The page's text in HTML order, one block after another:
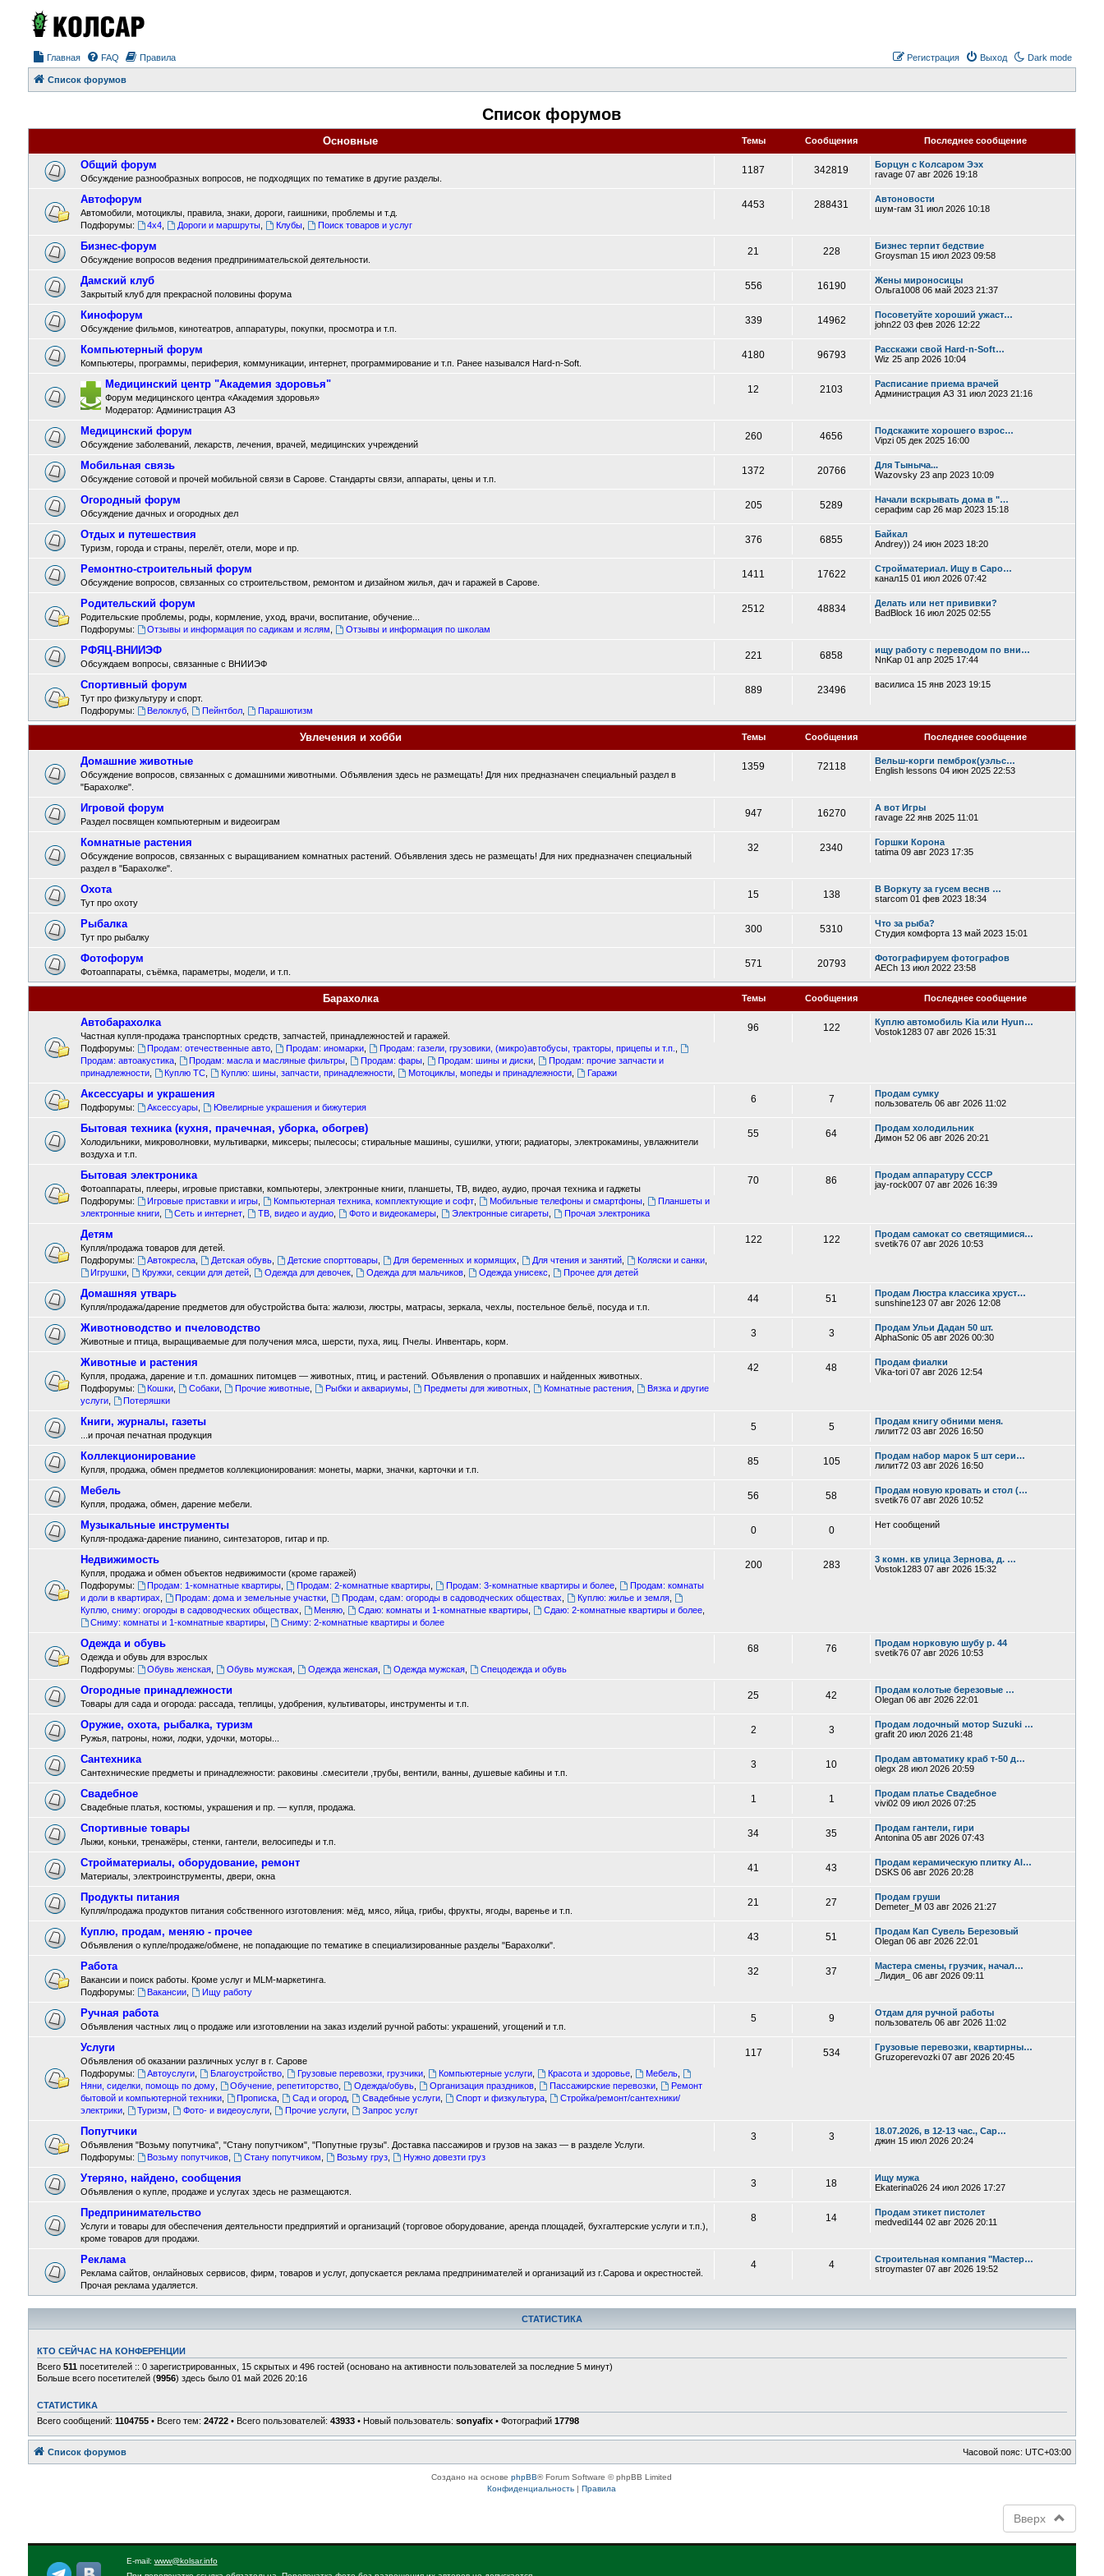
Главная Dark mode
FAQ Правила Выход
Регистрация
Список форумов
Список форумов
Основные Темы Сообщения Последнее сообщение
Общий форум
Обсуждение разнообразных вопросов, не подходящих по тематике в другие разделы.
1187 342819
Борцун с Колсаром Ээх
ravage 07 авг 2026 19:18
Автофорум
Автомобили, мотоциклы, правила, знаки, дороги, гаишники, проблемы и т.д.
Подфорумы:
4x4 Дороги и маршруты Клубы Поиск товаров и услуг
4453 288431
Автоновости
шум-гам 31 июл 2026 10:18
Бизнес-форум
Обсуждение вопросов ведения предпринимательской деятельности.
21 228
Бизнес терпит бедствие
Groysman 15 июл 2023 09:58
Дамский клуб
Закрытый клуб для прекрасной половины форума
556 16190
Жены мироносицы
Ольга1008 06 май 2023 21:37
Кинофорум
Обсуждение фильмов, кинотеатров, аппаратуры, покупки, просмотра и т.п.
339 14962
Посоветуйте хороший ужаст…
john22 03 фев 2026 12:22
Компьютерный форум
Компьютеры, программы, периферия, коммуникации, интернет, программирование и т.п. Ранее назывался Hard-n-Soft.
4180 96793
Расскажи свой Hard-n-Soft…
Wiz 25 апр 2026 10:04
Медицинский центр "Академия здоровья"
Форум медицинского центра «Академия здоровья»
Модератор: Администрация АЗ
12 2103
Расписание приема врачей
Администрация АЗ 31 июл 2023 21:16
Медицинский форум
Обсуждение заболеваний, лекарств, лечения, врачей, медицинских учреждений
260 4656
Подскажите хорошего взрос…
Vipzi 05 дек 2025 16:00
Мобильная связь
Обсуждение сотовой и прочей мобильной связи в Сарове. Стандарты связи, аппараты, цены и т.п.
1372 20766
Для Тыныча...
Wazovsky 23 апр 2023 10:09
Огородный форум
Обсуждение дачных и огородных дел
205 5289
Начали вскрывать дома в "…
серафим сар 26 мар 2023 15:18
Отдых и путешествия
Туризм, города и страны, перелёт, отели, море и пр.
376 6855
Байкал
Andrey)) 24 июн 2023 18:20
Ремонтно-строительный форум
Обсуждение вопросов, связанных со строительством, ремонтом и дизайном жилья, дач и гаражей в Сарове.
1411 17622
Стройматериал. Ищу в Саро…
канал15 01 июл 2026 07:42
Родительский форум
Родительские проблемы, роды, кормление, уход, врачи, воспитание, обучение...
Подфорумы:
Отзывы и информация по садикам и яслям Отзывы и информация по школам
2512 48834
Делать или нет прививки?
BadBlock 16 июл 2025 02:55
РФЯЦ-ВНИИЭФ
Обсуждаем вопросы, связанные с ВНИИЭФ
221 6858
ищу работу с переводом по вни…
NnKap 01 апр 2025 17:44
Спортивный форум
Тут про физкультуру и спорт.
Подфорумы:
Велоклуб Пейнтбол Парашютизм
889 23496 василиса 15 янв 2023 19:15
Увлечения и хобби Темы Сообщения Последнее сообщение
Домашние животные
Обсуждение вопросов, связанных с домашними животными. Объявления здесь не размещать! Для них предназначен специальный раздел в
"Барахолке".
1359 72118
Вельш-корги пемброк(уэльс…
English lessons 04 июн 2025 22:53
Игровой форум
Раздел посвящен компьютерным и видеоиграм
947 16270
А вот Игры
ravage 22 янв 2025 11:01
Комнатные растения
Обсуждение вопросов, связанных с выращиванием комнатных растений. Объявления здесь не размещать! Для них предназначен специальный
раздел в "Барахолке".
32 2340
Горшки Корона
tatima 09 авг 2023 17:35
Охота
Тут про охоту
15 138
В Воркуту за гусем веснв …
starcom 01 фев 2023 18:34
Рыбалка
Тут про рыбалку
300 5310
Что за рыба?
Студия комфорта 13 май 2023 15:01
Фотофорум
Фотоаппараты, съёмка, параметры, модели, и т.п.
571 20793
Фотографируем фотографов
AECh 13 июл 2022 23:58
Барахолка Темы Сообщения Последнее сообщение
Автобарахолка
Частная купля-продажа транспортных средств, запчастей, принадлежностей и гаражей.
Подфорумы:
Продам: отечественные авто Продам: иномарки Продам: газели, грузовики, (микро)автобусы, тракторы, прицепы и т.п.
Продам: автоакустика, Продам: масла и масляные фильтры Продам: фары Продам: шины и диски
Продам: прочие запчасти и
принадлежности, Куплю ТС Куплю: шины, запчасти, принадлежности Мотоциклы, мопеды и принадлежности Гаражи
96 122
Куплю автомобиль Kia или Hyun…
Vostok1283 07 авг 2026 15:31
Аксессуары и украшения
Подфорумы: Аксессуары Ювелирные украшения и бижутерия
6 7
Продам сумку
пользователь 06 авг 2026 11:02
Бытовая техника (кухня, прачечная, уборка, обогрев)
Холодильники, микроволновки, мультиварки, миксеры; пылесосы; стиральные машины, сушилки, утюги; радиаторы, электрокамины, увлажнители
воздуха и т.п.
55 64
Продам холодильник
Димон 52 06 авг 2026 20:21
Бытовая электроника
Фотоаппараты, плееры, игровые приставки, компьютеры, электронные книги, планшеты, ТВ, видео, аудио, прочая техника и гаджеты
Подфорумы:
Игровые приставки и игры Компьютерная техника, комплектующие и софт Мобильные телефоны и смартфоны
Планшеты и
электронные книги, Сеть и интернет ТВ, видео и аудио Фото и видеокамеры Электронные сигареты, Прочая электроника
70 86
Продам аппаратуру СССР
jay-rock007 07 авг 2026 16:39
Детям
Купля/продажа товаров для детей.
Подфорумы:
Автокресла Детская обувь Детские спорттовары Для беременных и кормящих Для чтения и занятий, Коляски и санки,
Игрушки
Кружки, секции для детей Одежда для девочек Одежда для мальчиков, Одежда унисекс Прочее для детей
122 122
Продам самокат со светящимися…
svetik76 07 авг 2026 10:53
Домашняя утварь
Купля/продажа/дарение предметов для обустройства быта: жалюзи, люстры, матрасы, зеркала, чехлы, постельное бельё, посуда и т.п.
44 51
Продам Люстра классика хруст…
sunshine123 07 авг 2026 12:08
Животноводство и пчеловодство
Животные и птица, выращиваемые для получения мяса, шерсти, пуха, яиц. Пчелы. Инвентарь, корм.
3 3
Продам Ульи Дадан 50 шт.
AlphaSonic 05 авг 2026 00:30
Животные и растения
Купля, продажа, дарение и т.п. домашних питомцев — животных, птиц, и растений. Объявления о пропавших и найденных животных.
Подфорумы:
Кошки Собаки Прочие животные Рыбки и аквариумы, Предметы для животных Комнатные растения,
Вязка и другие
услуги, Потеряшки
42 48
Продам фиалки
Vika-tori 07 авг 2026 12:54
Книги, журналы, газеты
...и прочая печатная продукция
5 5
Продам книгу обними меня.
лилит72 03 авг 2026 16:50
Коллекционирование
Купля, продажа, обмен предметов коллекционирования: монеты, марки, значки, карточки и т.п.
85 105
Продам набор марок 5 шт сери…
лилит72 03 авг 2026 16:50
Мебель
Купля, продажа, обмен, дарение мебели.
56 58
Продам новую кровать и стол (…
svetik76 07 авг 2026 10:52
Музыкальные инструменты
Купля-продажа-дарение пианино, синтезаторов, гитар и пр.
0 0 Нет сообщений
Недвижимость
Купля, продажа и обмен объектов недвижимости (кроме гаражей)
Подфорумы:
Продам: 1-комнатные квартиры Продам: 2-комнатные квартиры Продам: 3-комнатные квартиры и более
Продам: комнаты
и доли в квартирах
Продам: дома и земельные участки Продам, сдам: огороды в садоводческих обществах Куплю: жилье и земля
Куплю, сниму: огороды в садоводческих обществах
Меняю Сдаю: комнаты и 1-комнатные квартиры Сдаю: 2-комнатные квартиры и более
Сниму: комнаты и 1-комнатные квартиры
Сниму: 2-комнатные квартиры и более
200 283
3 комн. кв улица Зернова, д. …
Vostok1283 07 авг 2026 15:32
Одежда и обувь
Одежда и обувь для взрослых
Подфорумы:
Обувь женская Обувь мужская Одежда женская Одежда мужская, Спецодежда и обувь
68 76
Продам норковую шубу р. 44
svetik76 07 авг 2026 10:53
Огородные принадлежности
Товары для сада и огорода: рассада, теплицы, удобрения, культиваторы, инструменты и т.п.
25 42
Продам колотые березовые …
Olegan 06 авг 2026 22:01
Оружие, охота, рыбалка, туризм
Ружья, патроны, ножи, лодки, удочки, моторы...
2 3
Продам лодочный мотор Suzuki …
grafit 20 июл 2026 21:48
Сантехника
Сантехнические предметы и принадлежности: раковины .смесители ,трубы, вентили, ванны, душевые кабины и т.п.
3 10
Продам автоматику краб т-50 д…
olegx 28 июл 2026 20:59
Свадебное
Свадебные платья, костюмы, украшения и пр. — купля, продажа.
1 1
Продам платье Свадебное
vivi02 09 июл 2026 07:25
Спортивные товары
Лыжи, коньки, тренажёры, стенки, гантели, велосипеды и т.п.
34 35
Продам гантели, гири
Antonina 05 авг 2026 07:43
Стройматериалы, оборудование, ремонт
Материалы, электроинструменты, двери, окна
41 43
Продам керамическую плитку Al…
DSKS 06 авг 2026 20:28
Продукты питания
Купля/продажа продуктов питания собственного изготовления: мёд, мясо, яйца, грибы, фрукты, ягоды, варенье и т.п.
21 27
Продам груши
Demeter_M 03 авг 2026 21:27
Куплю, продам, меняю - прочее
Объявления о купле/продаже/обмене, не попадающие по тематике в специализированные разделы "Барахолки".
43 51
Продам Кап Сувель Березовый
Olegan 06 авг 2026 22:01
Работа
Вакансии и поиск работы. Кроме услуг и MLM-маркетинга.
Подфорумы:
Вакансии Ищу работу
32 37
Мастера смены, грузчик, начал…
_Лидия_
06 авг 2026 09:11
Ручная работа
Объявления частных лиц о продаже или изготовлении на заказ изделий ручной работы: украшений, угощений и т.п.
5 9
Отдам для ручной работы
пользователь 06 авг 2026 11:02
Услуги
Объявления об оказании различных услуг в г. Сарове
Подфорумы:
Автоуслуги Благоустройство Грузовые перевозки, грузчики Компьютерные услуги, Красота и здоровье, Мебель,
Няни, сиделки, помощь по дому, Обучение, репетиторство Одежда/обувь Организация праздников Пассажирские перевозки,
Ремонт
бытовой и компьютерной техники, Прописка Сад и огород Свадебные услуги Спорт и физкультура,
Стройка/ремонт/сантехники/
электрики, Туризм Фото- и видеоуслуги Прочие услуги Запрос услуг
117 534
Грузовые перевозки, квартирны…
Gruzoperevozki 07 авг 2026 20:45
Попутчики
Объявления "Возьму попутчика", "Стану попутчиком", "Попутные грузы". Доставка пассажиров и грузов на заказ — в разделе Услуги.
Подфорумы:
Возьму попутчиков Стану попутчиком Возьму груз Нужно довезти груз
3 3
18.07.2026, в 12-13 час., Сар…
джин 15 июл 2026 20:24
Утеряно, найдено, сообщения
Объявления о купле, продаже и услугах здесь не размещаются.
3 18
Ищу мужа
Ekaterina026 24 июл 2026 17:27
Предпринимательство
Услуги и товары для обеспечения деятельности предприятий и организаций (торговое оборудование, аренда площадей, бухгалтерские услуги и т.п.),
кроме товаров для продажи.
8 14
Продам этикет пистолет
medvedi144 02 авг 2026 20:11
Реклама
Реклама сайтов, онлайновых сервисов, фирм, товаров и услуг, допускается реклама предпринимателей и организаций из г.Сарова и окрестностей.
Прочая реклама удаляется.
4 4
Строительная компания "Мастер…
stroymaster 07 авг 2026 19:52
СТАТИСТИКА
КТО СЕЙЧАС НА КОНФЕРЕНЦИИ
Всего 511посетителей :: 0 зарегистрированных, 15 скрытых и 496 гостей (основано на активности пользователей за последние 5 минут)
Больше всего посетителей (9956) здесь было 01 май 2026 20:16
СТАТИСТИКА
Всего сообщений: 1104755• Всего тем: 24722• Всего пользователей: 43933• Новый пользователь: sonyafix• Фотографий 17798
Список форумов Часовой пояс:UTC+03:00
Создано на основеphpBB® Forum Software © phpBB Limited
Конфиденциальность |Правила
Вверх
E-mail: www@kolsar.info